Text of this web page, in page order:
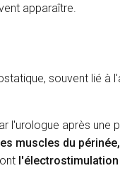
apparaître.
souvent lié à
l'urologue après une
muscles du
l'électrostimulation